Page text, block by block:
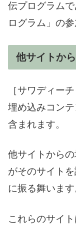
伝プログラム
ログラム」の参
他サイトか
［サワディー
埋め込みコン
含まれます。
他サイトから
がそのサイト
に振る舞います
これらのサイ